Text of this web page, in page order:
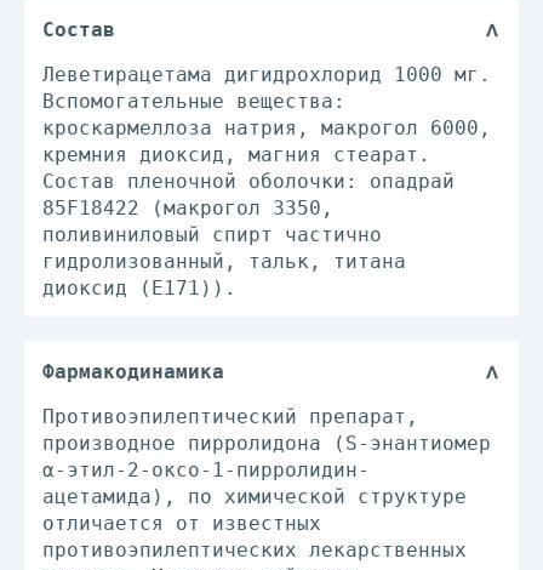
Состав
Леветирацетама дигидрохлорид 1000 мг.
Вспомогательные вещества:
кроскармеллоза натрия, макрогол 6000,
кремния диоксид, магния стеарат.
Состав пленочной оболочки: опадрай
85F18422 (макрогол 3350,
поливиниловый спирт частично
гидролизованный, тальк, титана
диоксид (Е171)).
Фармакодинамика
Противоэпилептический препарат,
производное пирролидона (S-энантиомер
α-этил-2-оксо-1-пирролидин-
ацетамида), по химической структуре
отличается от известных
противоэпилептических лекарственных